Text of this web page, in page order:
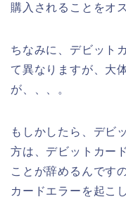
購入されることをオ
ちなみに、デビット
て異なりますが、大
が、、、。
もしかしたら、デビ
方は、デビットカー
ことが辞めるんです
カードエラーを起こ